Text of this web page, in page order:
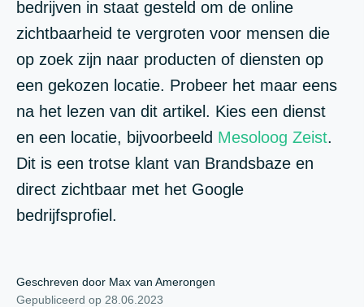
bedrijven in staat gesteld om de online
zichtbaarheid te vergroten voor mensen die
op zoek zijn naar producten of diensten op
een gekozen locatie. Probeer het maar eens
na het lezen van dit artikel. Kies een dienst
en een locatie, bijvoorbeeld Mesoloog Zeist.
Dit is een trotse klant van Brandsbaze en
direct zichtbaar met het Google
bedrijfsprofiel.
Geschreven door Max van Amerongen
Gepubliceerd op 28.06.2023